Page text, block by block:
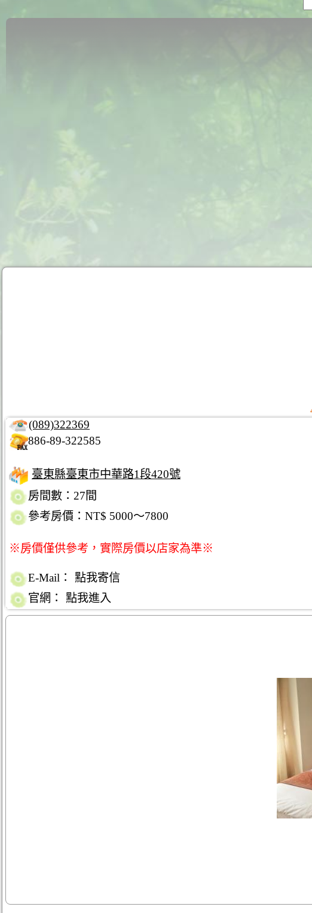
(089)322369
886-89-322585
臺東縣臺東市中華路1段420號
房間數：27間
參考房價：NT$ 5000～7800
※房價僅供參考，實際房價以店家為準※
E-Mail：
點我寄信
官網：
點我進入